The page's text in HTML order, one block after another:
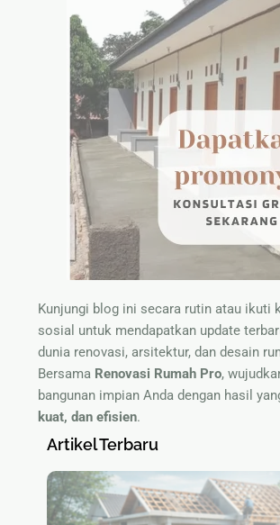
Kunjungi blog ini secara rutin atau ikuti
sosial untuk mendapatkan update
dunia renovasi, arsitektur, dan desain
Bersama Renovasi Rumah Pro,
bangunan impian Anda dengan hasil
kuat, dan efisien.
Artikel Terbaru